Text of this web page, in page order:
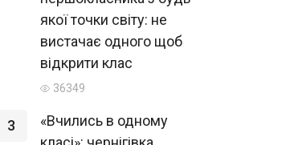
якої точки світу: не
вистачає одного щоб
відкрити клас
36349
3
«Вчились в одному